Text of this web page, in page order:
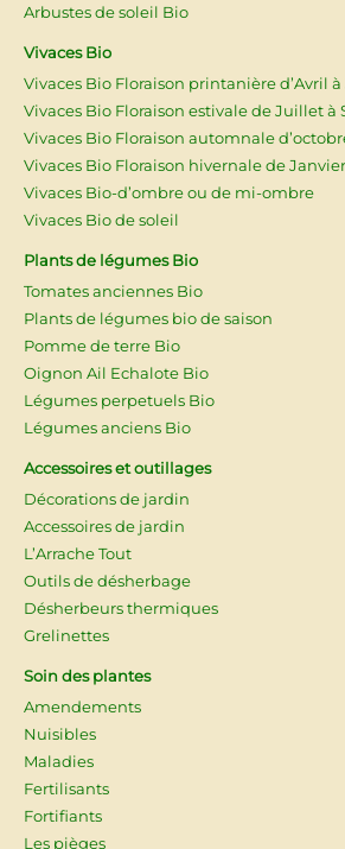
Arbustes de soleil Bio
Vivaces Bio
Vivaces Bio Floraison printanière d’Avril
Vivaces Bio Floraison estivale de Juillet à
Vivaces Bio Floraison automnale
Vivaces Bio Floraison hivernale de
Vivaces Bio-d’ombre ou de mi-ombre
Vivaces Bio de soleil
Plants de légumes Bio
Tomates anciennes Bio
Plants de légumes bio de saison
Pomme de terre Bio
Oignon Ail Echalote Bio
Légumes perpetuels Bio
Légumes anciens Bio
Accessoires et outillages
Décorations de jardin
Accessoires de jardin
L’Arrache Tout
Outils de désherbage
Désherbeurs thermiques
Grelinettes
Soin des plantes
Amendements
Nuisibles
Maladies
Fertilisants
Fortifiants
Les pièges